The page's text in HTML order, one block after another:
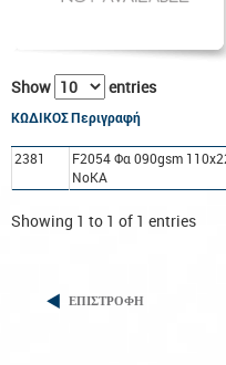
Show entries
ΚΩΔΙΚΟΣΠεριγραφή
2381
F2054 Φα 090gsm
NoΚΑ
Showing 1 to 1 of 1 entries
ΕΠΙΣΤΡΟΦΗ